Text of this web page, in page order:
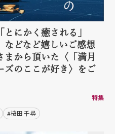
とにかく癒される」
などなど嬉しいご感想
から頂いた〈「満月
ズのここが好き〉をご
特集
#桜田 千尋